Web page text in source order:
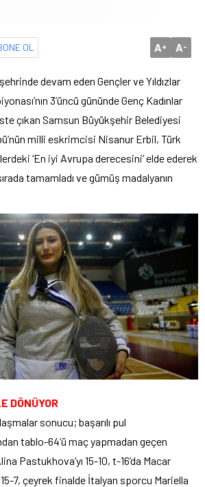
OL A+ A-
devam eden Gençler ve Yıldızlar
3’üncü gününde Genç Kadınlar
çıkan Samsun Büyükşehir Belediyesi
milli eskrimcisi Nisanur Erbil, Türk
‘En iyi Avrupa derecesini’ elde ederek
tamamladı ve gümüş madalyanın
DÖNÜYOR
sonucu; başarılı pul
tablo-64’ü maç yapmadan geçen
Pastukhova’yı 15-10, t-16’da Macar
7, çeyrek finalde İtalyan sporcu Mariella